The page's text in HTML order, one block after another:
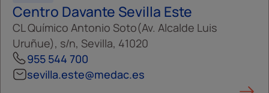
Centro Davante Sevilla Este
CL Químico Antonio Soto(Av. Alcalde Luis
Uruñue), s/n, Sevilla, 41020
955 544 700
sevilla.este@medac.es